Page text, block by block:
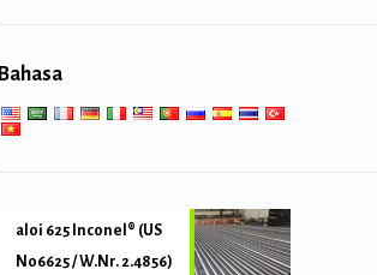
Perkhidmatan suhu tinggi yang
rendah
Mekanikal dan ketepatan tiub
Bahasa
aloi 625 Inconel® (US
N06625 / W.Nr. 2.4856)